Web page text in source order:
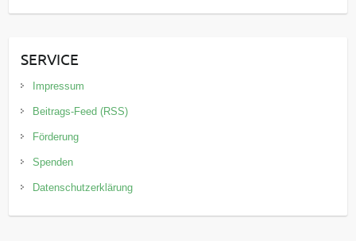
SERVICE
Impressum
Beitrags-Feed (RSS)
Förderung
Spenden
Datenschutzerklärung